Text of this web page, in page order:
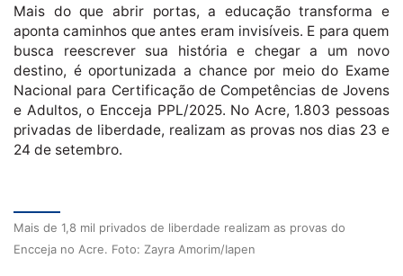
Mais do que abrir portas, a educação transforma e
aponta caminhos que antes eram invisíveis. E para quem
busca reescrever sua história e chegar a um novo
destino, é oportunizada a chance por meio do Exame
Nacional para Certificação de Competências de Jovens
e Adultos, o Encceja PPL/2025. No Acre, 1.803 pessoas
privadas de liberdade, realizam as provas nos dias 23 e
24 de setembro.
Mais de 1,8 mil privados de liberdade realizam as provas do
Encceja no Acre. Foto: Zayra Amorim/Iapen